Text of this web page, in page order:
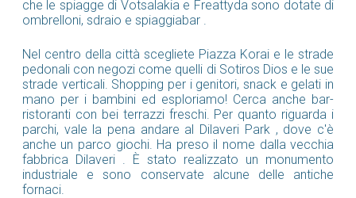
che le spiagge di Votsalakia e Freattyda sono dotate di
ombrelloni, sdraio e spiaggiabar .
Nel centro della città scegliete Piazza Korai e le strade
pedonali con negozi come quelli di Sotiros Dios e le sue
strade verticali. Shopping per i genitori, snack e gelati in
mano per i bambini ed esploriamo! Cerca anche bar-
ristoranti con bei terrazzi freschi. Per quanto riguarda i
parchi, vale la pena andare al Dilaveri Park , dove c'è
anche un parco giochi. Ha preso il nome dalla vecchia
fabbrica Dilaveri . È stato realizzato un monumento
industriale e sono conservate alcune delle antiche
fornaci.